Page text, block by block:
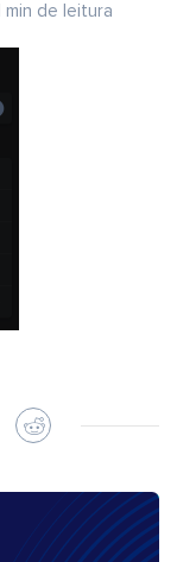
min de leitura